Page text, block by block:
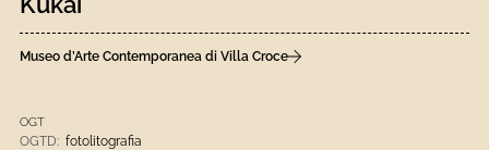
Museo d’Arte Contemporanea di Villa Croce
OGT
OGTD: fotolitografia